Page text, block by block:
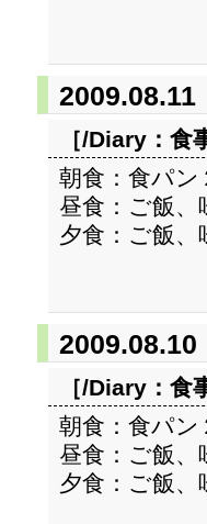
2009.08.11
［/Diary： 食
朝食：食パン
昼食：ご飯
夕食：ご飯
2009.08.10
［/Diary： 食
朝食：食パン
昼食：ご飯、
夕食：ご飯